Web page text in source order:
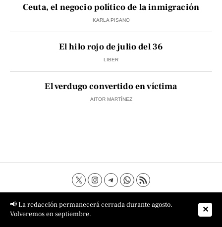
Ceuta, el negocio político de la inmigración
KARLA PISANO
El hilo rojo de julio del 36
LIBER
El verdugo convertido en víctima
AITOR MARTÍNEZ
Contacto Aviso Legal
Política de privacidad
Política de cookies
Sobre nosotros
📢 La redacción permanecerá cerrada durante agosto.
Volveremos en septiembre.
✕